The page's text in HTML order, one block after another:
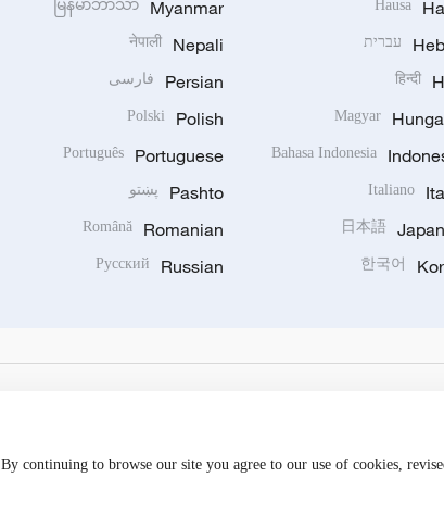
Hausa
עברית
हिन्दी
Magyar
Bahasa Indonesia
Italiano
日本語
한국어
Myanmar
မြန်မာဘာသာ
Nepali
नेपाली
Persian فارسی
Polish
Polski
Portuguese
Português
Pashto پښتو
Romanian
Română
Russian
Русский
By continuing to browse our site you agree to our use of cookies,